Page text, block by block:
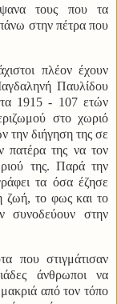
τους που τα
στην πέτρα που
πλέον έχουν
Παυλίδου
1915 - 107 ετών
στο χωριό
την διήγηση της σε
πατέρα της να τον
της. Παρά την
τα όσα έζησε
ζωή, το φως και το
συνοδεύουν στην
που στιγμάτισαν
άνθρωποι να
μακριά από τον τόπο